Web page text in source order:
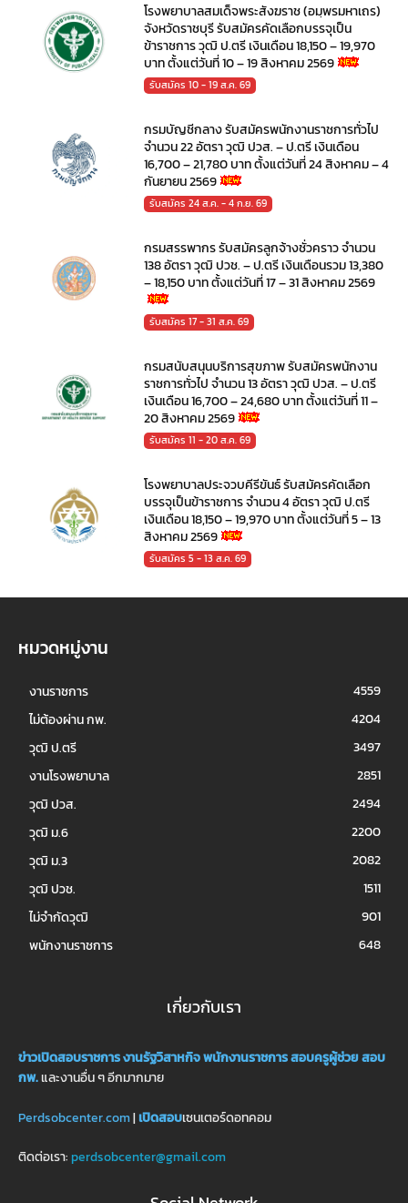
โรงพยาบาลสมเด็จพระสังฆราช (อมฺพรมหาเถร)
จังหวัดราชบุรี รับสมัครคัดเลือกบรรจุเป็น
ข้าราชการ วุฒิ ป.ตรี เงินเดือน 18,150 – 19,970
บาท ตั้งแต่วันที่ 10 – 19 สิงหาคม 2569
รับสมัคร 10 - 19 ส.ค. 69
กรมบัญชีกลาง รับสมัครพนักงานราชการทั่วไป
จำนวน 22 อัตรา วุฒิ ปวส. – ป.ตรี เงินเดือน
16,700 – 21,780 บาท ตั้งแต่วันที่ 24 สิงหาคม – 4
กันยายน 2569
รับสมัคร 24 ส.ค. - 4 ก.ย. 69
กรมสรรพากร รับสมัครลูกจ้างชั่วคราว จำนวน
138 อัตรา วุฒิ ปวช. – ป.ตรี เงินเดือนรวม 13,380
– 18,150 บาท ตั้งแต่วันที่ 17 – 31 สิงหาคม 2569
รับสมัคร 17 - 31 ส.ค. 69
กรมสนับสนุนบริการสุขภาพ รับสมัครพนักงาน
ราชการทั่วไป จำนวน 13 อัตรา วุฒิ ปวส. – ป.ตรี
เงินเดือน 16,700 – 24,680 บาท ตั้งแต่วันที่ 11 –
20 สิงหาคม 2569
รับสมัคร 11 - 20 ส.ค. 69
โรงพยาบาลประจวบคีรีขันธ์ รับสมัครคัดเลือก
บรรจุเป็นข้าราชการ จำนวน 4 อัตรา วุฒิ ป.ตรี
เงินเดือน 18,150 – 19,970 บาท ตั้งแต่วันที่ 5 – 13
สิงหาคม 2569
รับสมัคร 5 - 13 ส.ค. 69
หมวดหมู่งาน
งานราชการ
4559
ไม่ต้องผ่าน กพ.
4204
วุฒิ ป.ตรี
3497
งานโรงพยาบาล
2851
วุฒิ ปวส.
2494
วุฒิ ม.6
2200
วุฒิ ม.3
2082
วุฒิ ปวช.
1511
ไม่จำกัดวุฒิ
901
พนักงานราชการ
648
เกี่ยวกับเรา
ข่าวเปิดสอบราชการงานรัฐวิสาหกิจพนักงานราชการสอบครูผู้ช่วยสอบ
กพ.และงานอื่น ๆ อีกมากมาย
Perdsobcenter.com|เปิดสอบเซนเตอร์ดอทคอม
ติดต่อเรา: perdsobcenter@gmail.com